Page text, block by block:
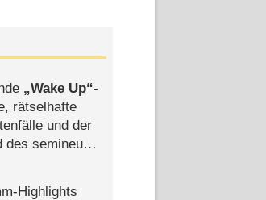
Wake Up -
rätselhafte
und der
des semineuen
Highlights